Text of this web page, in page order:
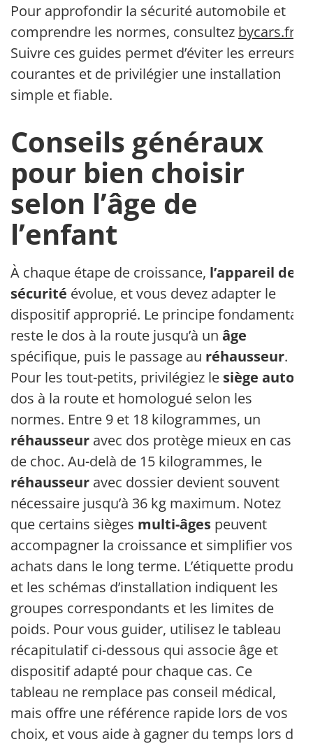
Pour approfondir la sécurité automobile et
comprendre les normes, consultez bycars.fr
Suivre ces guides permet d’éviter les erreurs
courantes et de privilégier une installation
simple et fiable.
Conseils généraux
pour bien choisir
selon l’âge de
l’enfant
À chaque étape de croissance, l’appareil de
sécurité évolue, et vous devez adapter le
dispositif approprié. Le principe fondamental
reste le dos à la route jusqu’à un âge
spécifique, puis le passage au réhausseur.
Pour les tout-petits, privilégiez le siège auto
dos à la route et homologué selon les
normes. Entre 9 et 18 kilogrammes, un
réhausseur avec dos protège mieux en cas
de choc. Au-delà de 15 kilogrammes, le
réhausseur avec dossier devient souvent
nécessaire jusqu’à 36 kg maximum. Notez
que certains sièges multi-âges peuvent
accompagner la croissance et simplifier vos
achats dans le long terme. L’étiquette produit
et les schémas d’installation indiquent les
groupes correspondants et les limites de
poids. Pour vous guider, utilisez le tableau
récapitulatif ci-dessous qui associe âge et
dispositif adapté pour chaque cas. Ce
tableau ne remplace pas conseil médical,
mais offre une référence rapide lors de vos
choix, et vous aide à gagner du temps lors de